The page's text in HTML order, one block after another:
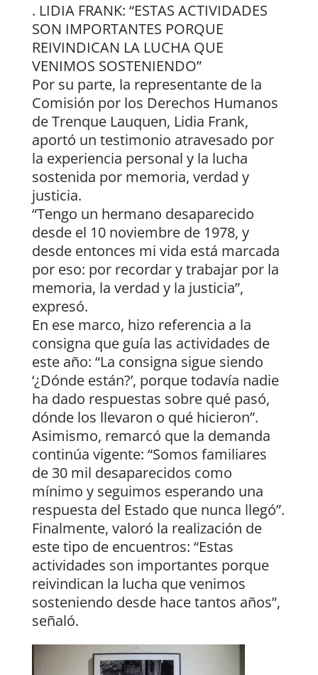
. LIDIA FRANK: “ESTAS ACTIVIDADES
SON IMPORTANTES PORQUE
REIVINDICAN LA LUCHA QUE
VENIMOS SOSTENIENDO”
Por su parte, la representante de la
Comisión por los Derechos Humanos
de Trenque Lauquen, Lidia Frank,
aportó un testimonio atravesado por
la experiencia personal y la lucha
sostenida por memoria, verdad y
justicia.
“Tengo un hermano desaparecido
desde el 10 noviembre de 1978, y
desde entonces mi vida está marcada
por eso: por recordar y trabajar por la
memoria, la verdad y la justicia”,
expresó.
En ese marco, hizo referencia a la
consigna que guía las actividades de
este año: “La consigna sigue siendo
‘¿Dónde están?’, porque todavía nadie
ha dado respuestas sobre qué pasó,
dónde los llevaron o qué hicieron”.
Asimismo, remarcó que la demanda
continúa vigente: “Somos familiares
de 30 mil desaparecidos como
mínimo y seguimos esperando una
respuesta del Estado que nunca llegó”.
Finalmente, valoró la realización de
este tipo de encuentros: “Estas
actividades son importantes porque
reivindican la lucha que venimos
sosteniendo desde hace tantos años”,
señaló.